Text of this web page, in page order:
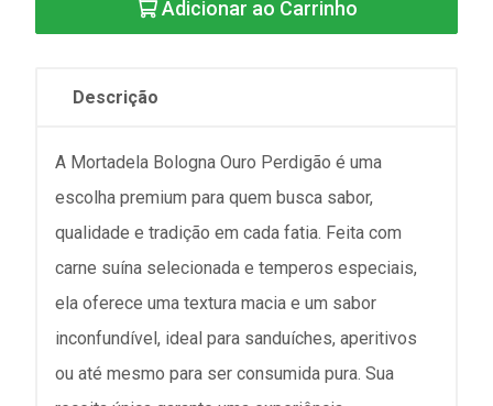
Adicionar ao Carrinho
Descrição
A Mortadela Bologna Ouro Perdigão é uma
escolha premium para quem busca sabor,
qualidade e tradição em cada fatia. Feita com
carne suína selecionada e temperos especiais,
ela oferece uma textura macia e um sabor
inconfundível, ideal para sanduíches, aperitivos
ou até mesmo para ser consumida pura. Sua